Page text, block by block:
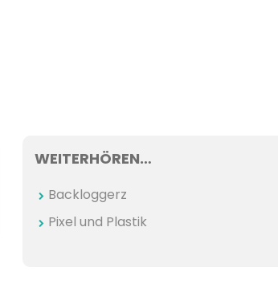
WEITERHÖREN…
Backloggerz
Pixel und Plastik